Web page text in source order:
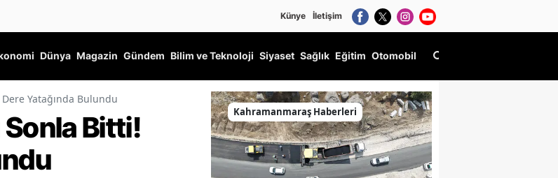
Künye İletişim
Dünya Magazin Gündem Bilim ve Teknoloji Siyaset Sağlık Eğitim Otomobil
Yatağında Bulundu
Bitti!
Kahramanmaraş Haberleri